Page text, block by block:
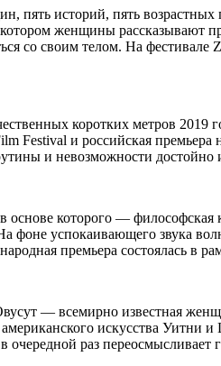
историй, пять возрастных
женщины рассказывают
со своим телом. На
коротких метров 2019
Festival и российская
и невозможности достойно
которого —
фоне успокаивающего звука
премьера состоялась в
— всемирно известная
искусства
раз